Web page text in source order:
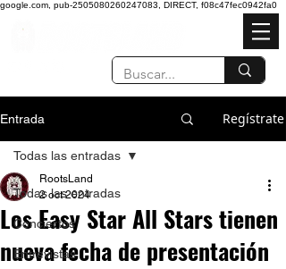
google.com, pub-2505080260247083, DIRECT, f08c47fec0942fa0
Entrada Regístrate
Todas las entradas
Conciertos
Entrevistas
Todas las entradas
Los Easy Star All Stars tienen
nueva fecha de presentación
RootsLand
2 oct 2024